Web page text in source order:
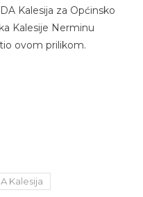
Kalesija za Općinsko
Kalesije Nerminu
ovom prilikom.
Kalesija